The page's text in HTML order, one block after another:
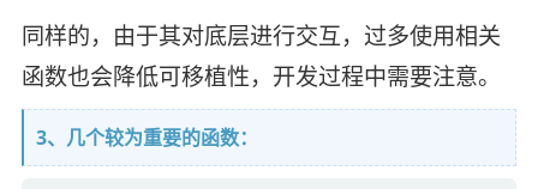
同样的，由于其对底层进行交互，过多使用相关
函数也会降低可移植性，开发过程中需要注意。
3、几个较为重要的函数：